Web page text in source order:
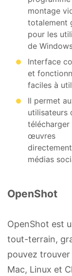
montage
totalement
pour les
de
Interface
et
faciles à
Il permet
utilisateurs
télécharger
œuvres
médias
OpenShot
OpenShot est
tout-terrain,
pouvez
Mac, Linux et